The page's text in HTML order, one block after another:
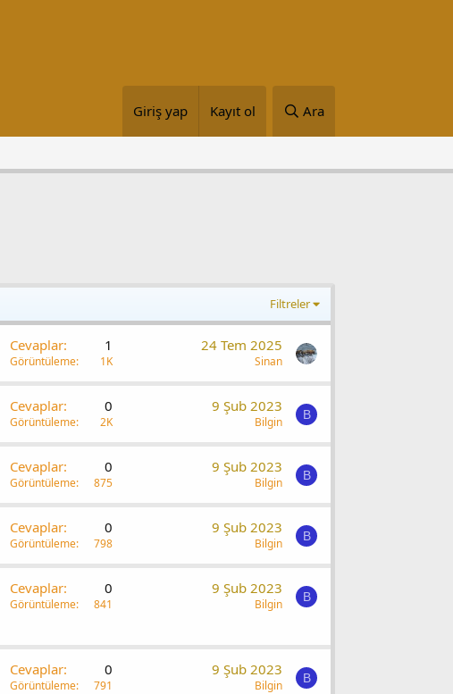
Giriş yap Kayıt ol Ara
Filtreler
Cevaplar 1
Görüntüleme 1K
24 Tem 2025
Sinan
Cevaplar 0
Görüntüleme 2K
9 Şub 2023
Bilgin B
Cevaplar 0
Görüntüleme 875
9 Şub 2023
Bilgin B
Cevaplar 0
Görüntüleme 798
9 Şub 2023
Bilgin B
Cevaplar 0
Görüntüleme 841
9 Şub 2023
Bilgin B
Cevaplar 0
Görüntüleme 791
9 Şub 2023
Bilgin B